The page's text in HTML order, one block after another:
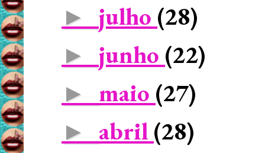
► julho (28)
► junho (22)
► maio (27)
► abril (28)